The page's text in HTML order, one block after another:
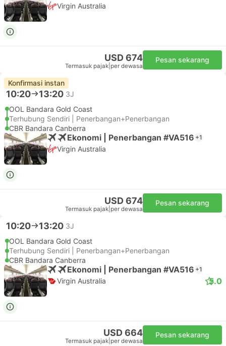
Virgin Australia
USD 674
Termasuk pajak per dewasa
Pesan sekarang
Konfirmasi instan
10:20 13:20 3J
OOL Bandara Gold Coast
Terhubung Sendiri | Penerbangan+Penerbangan
CBR Bandara Canberra
Ekonomi | Penerbangan #VA516 +1
Virgin Australia
USD 674
Termasuk pajak per dewasa
Pesan sekarang
10:20 13:20 3J
OOL Bandara Gold Coast
Terhubung Sendiri | Penerbangan+Penerbangan
CBR Bandara Canberra
Ekonomi | Penerbangan #VA516 +1
Virgin Australia 5.0
USD 664
Termasuk pajak per dewasa
Pesan sekarang